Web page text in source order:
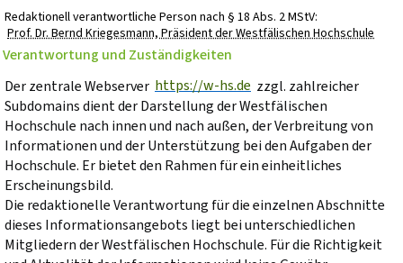
Redaktionell verantwortliche Person nach § 18 Abs. 2 MStV:
Prof. Dr. Bernd Kriegesmann, Präsident der Westfälischen Hochschule
Verantwortung und Zuständigkeiten
Der zentrale Webserver https://w-hs.de zzgl. zahlreicher
Subdomains dient der Darstellung der Westfälischen
Hochschule nach innen und nach außen, der Verbreitung von
Informationen und der Unterstützung bei den Aufgaben der
Hochschule. Er bietet den Rahmen für ein einheitliches
Erscheinungsbild.
Die redaktionelle Verantwortung für die einzelnen Abschnitte
dieses Informationsangebots liegt bei unterschiedlichen
Mitgliedern der Westfälischen Hochschule. Für die Richtigkeit